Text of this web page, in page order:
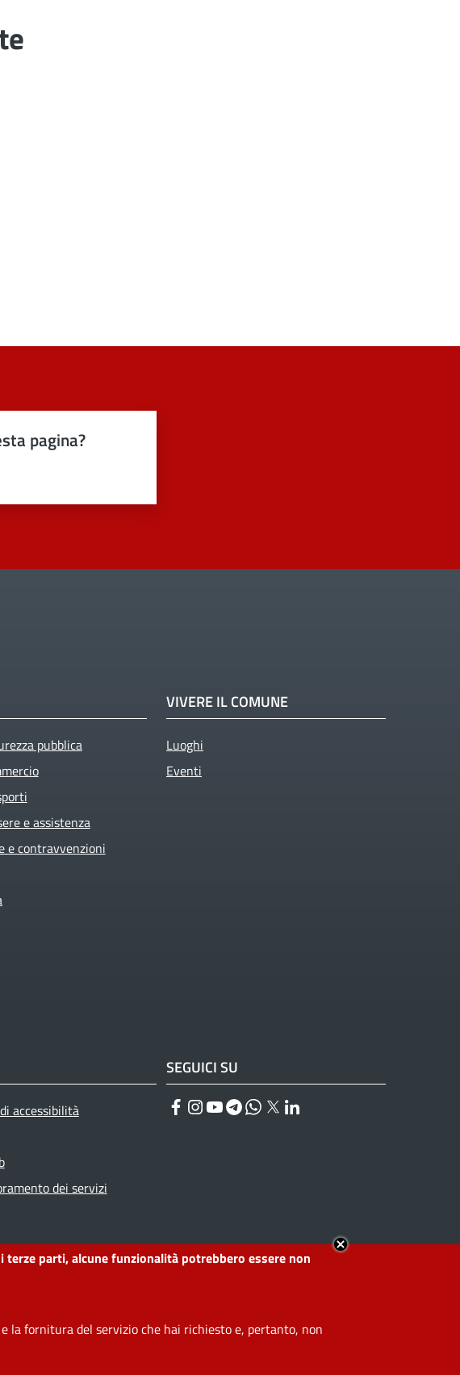
parti, alcune funzionalità potrebbero essere non
fornitura del servizio che hai richiesto e, pertanto, non
pagina?
pubblica
e assistenza
e contravvenzioni
VIVERE IL COMUNE
Luoghi
Eventi
accessibilità
dei servizi
SEGUICI SU
Facebook
Instagram
YouTube
Telegram
WhatsApp
Twitter